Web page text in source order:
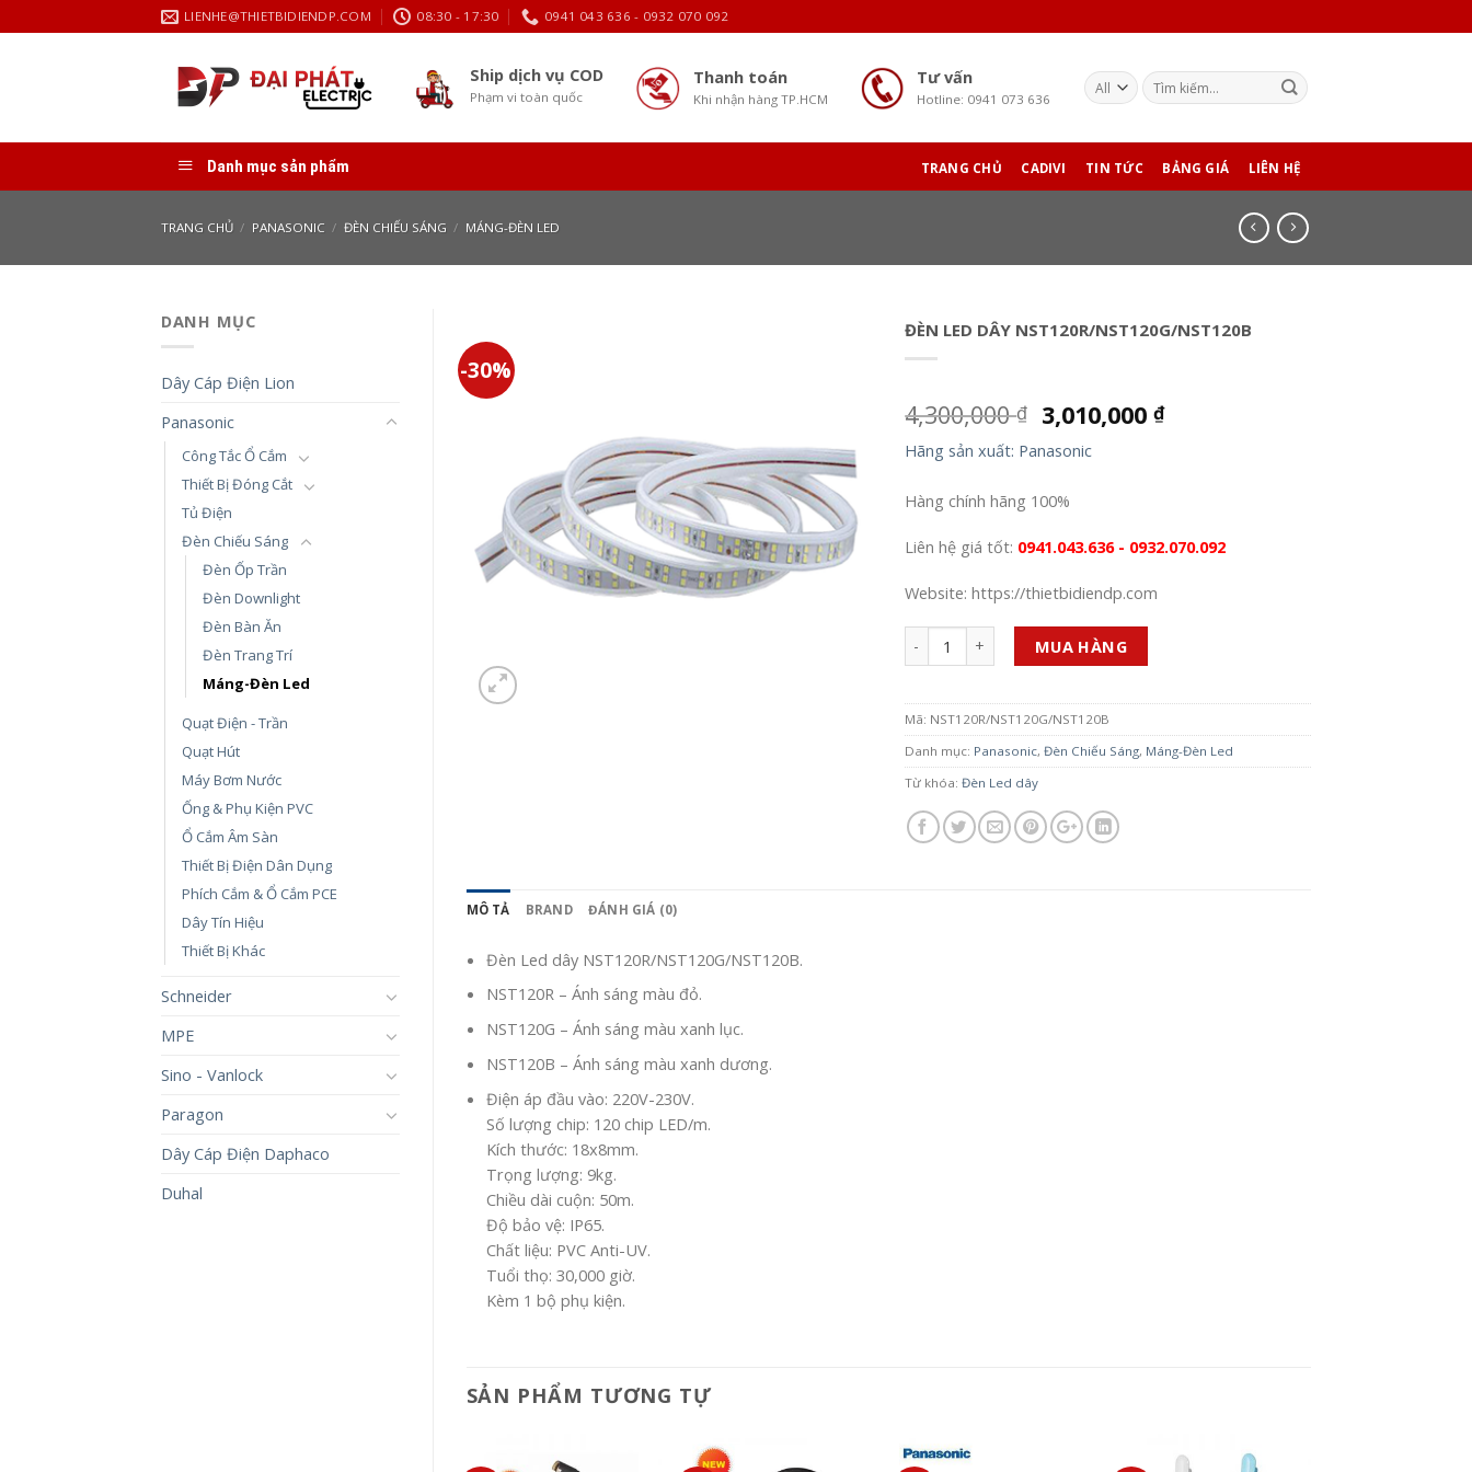
to
LIENHE@THIETBIDIENDP.COM 08:30 - 17:30 0941 043 636 - 0932 070 092
Ship dịch vụ COD
Phạm vi toàn quốc
Thanh toán
Khi nhận hàng TP.HCM
Tư vấn
Hotline: 0941 073 636
Danh mục sản phẩm TRANG CHỦ CADIVI TIN TỨC BẢNG GIÁ LIÊN HỆ
TRANG CHỦ / PANASONIC / ĐÈN CHIẾU SÁNG / MÁNG-ĐÈN LED
DANH MỤC
Dây Cáp Điện Lion
Panasonic
Công Tắc Ổ Cắm
Thiết Bị Đóng Cắt
Tủ Điện
Đèn Chiếu Sáng
Đèn Ốp Trần
Đèn Downlight
Đèn Bàn Ăn
Đèn Trang Trí
Máng-Đèn Led
Quạt Điện - Trần
Quạt Hút
Máy Bơm Nước
Ống & Phụ Kiện PVC
Ổ Cắm Âm Sàn
Thiết Bị Điện Dân Dụng
Phích Cắm & Ổ Cắm PCE
Dây Tín Hiệu
Thiết Bị Khác
Schneider
MPE
Sino - Vanlock
Paragon
Dây Cáp Điện Daphaco
Duhal
-30%
ĐÈN LED DÂY NST120R/NST120G/NST120B
4,300,000₫ 3,010,000 ₫
Hãng sản xuất: Panasonic
Hàng chính hãng 100%
Liên hệ giá tốt: 0941.043.636 - 0932.070.092
Website: https://thietbidiendp.com
MUA HÀNG
Mã: NST120R/NST120G/NST120B
Danh mục: Panasonic,Đèn Chiếu Sáng, Máng-Đèn Led
Từ khóa:Đèn Led dây
MÔ TẢ BRAND ĐÁNH GIÁ (0)
Đèn Led dây NST120R/NST120G/NST120B.
NST120R – Ánh sáng màu đỏ.
NST120G – Ánh sáng màu xanh lục.
NST120B – Ánh sáng màu xanh dương.
Điện áp đầu vào: 220V-230V.
Số lượng chip: 120 chip LED/m.
Kích thước: 18x8mm.
Trọng lượng: 9kg.
Chiều dài cuộn: 50m.
Độ bảo vệ: IP65.
Chất liệu: PVC Anti-UV.
Tuổi thọ: 30,000 giờ.
Kèm 1 bộ phụ kiện.
SẢN PHẨM TƯƠNG TỰ